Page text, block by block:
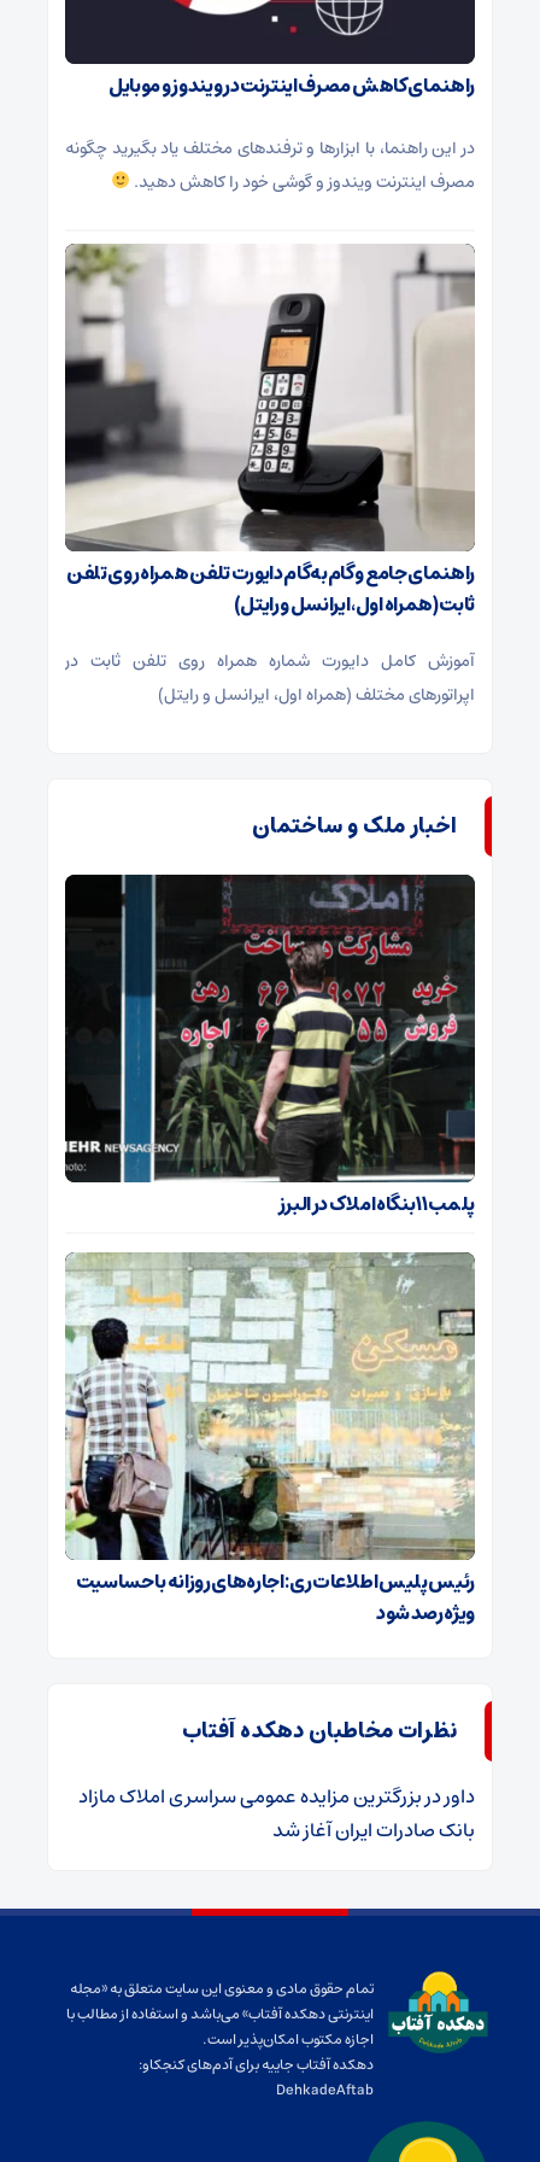
راهنمای کاهش مصرف اینترنت در ویندوز و موبایل
در این راهنما، با ابزارها و ترفندهای مختلف یاد بگیرید چگونه
مصرف اینترنت ویندوز و گوشی خود را کاهش دهید.
راهنمای جامع و گام‌به‌گام دایورت تلفن همراه روی تلفن
ثابت (همراه اول، ایرانسل و رایتل)
آموزش کامل دایورت شماره همراه روی تلفن ثابت در
اپراتورهای مختلف (همراه اول، ایرانسل و رایتل)
اخبار ملک و ساختمان
پلمب ۱۱ بنگاه املاک در البرز
رئیس پلیس اطلاعات ری: اجاره‌های روزانه با حساسیت
ویژه رصد شود
نظرات مخاطبان دهکده آفتاب
داوردر​بزرگترین مزایده عمومی سراسری املاک مازاد
بانک صادرات ایران آغاز شد
تمام حقوق مادی و معنوی این سایت متعلق به «مجله
اینترنتی دهکده آفتاب» می‌باشد و استفاده از مطالب با
اجازه مکتوب امکان‌پذیر است.
دهکده آفتاب جاییه برای آدم‌های کنجکاو:
DehkadeAftab